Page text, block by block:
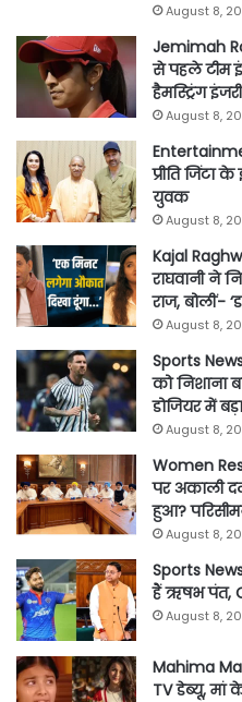
August 8,
Jemimah
से पहले टीम
हैमस्ट्रिंग
August 8,
प्रीति जिंटा
युवक
August 8,
Kajal
राघवानी ने
राज, बोलीं-
August 8,
Sports
को निशाना
डोजियर में
August 8,
Women
पर अकाली
हुआ?
August 8,
Sports
हैं ऋषभ पंत,
August 8,
Mahima
TV डेब्यू, मां